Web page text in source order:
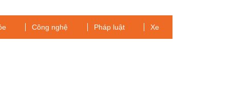
Công nghệ Pháp luật Xe